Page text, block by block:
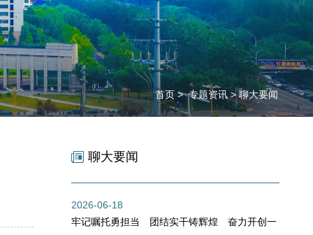
首页 > 专题资讯 > 聊大要闻
聊大要闻
2026-06-18
牢记嘱托勇担当 团结实干铸辉煌 奋力开创一